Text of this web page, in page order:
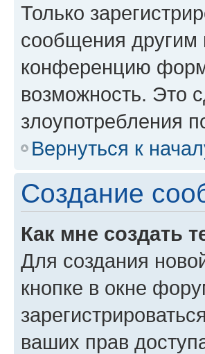
Только
сообщения другим
конференцию
возможность. Это
злоупотребления
Вернуться к
Создание
Как мне создать
Для создания
кнопке в окне
ваших прав